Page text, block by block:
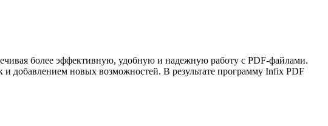
более эффективную, удобную и надежную работу с PDF-файлами.
добавлением новых возможностей. В результате программу Infix PDF